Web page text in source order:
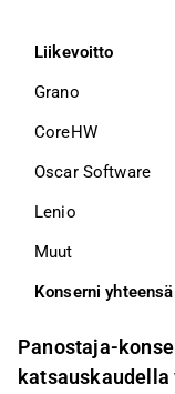
Liikevoitto
Grano
CoreHW
Oscar Software
Lenio
Muut
Konserni yhteensä
Panostaja-